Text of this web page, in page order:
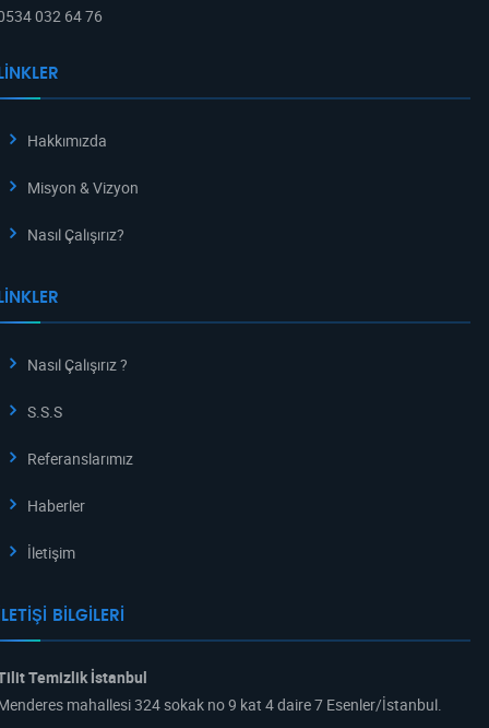
032 64 76
Hakkımızda
Misyon & Vizyon
Nasıl Çalışırız?
Nasıl Çalışırız ?
S.S.S
Referanslarımız
Haberler
İletişim
BILGILERI
Temizlik İstanbul
mahallesi 324 sokak no 9 kat 4 daire 7 Esenler/İstanbul.